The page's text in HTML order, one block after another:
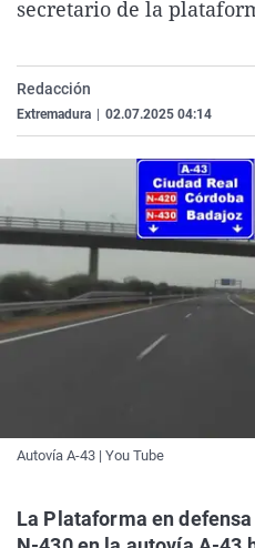
secretario de la
Redacción
Extremadura 02.07.2025 04:14
Autovía A-43 | You Tube
La Plataforma en